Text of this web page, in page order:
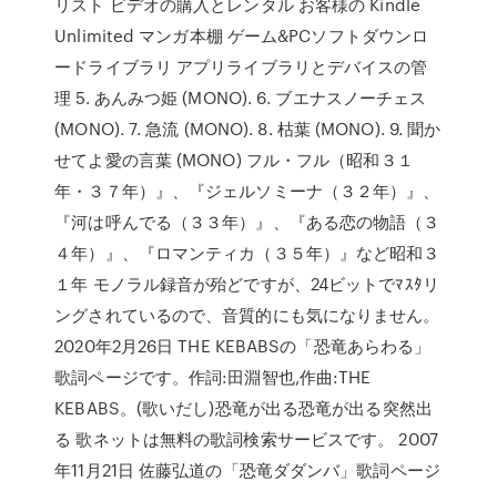
Unlimited マンガ本棚 ゲーム&PCソフトダウンロ
ードライブラリ アプリライブラリとデバイスの管
理 5. あんみつ姫 (MONO). 6. ブエナスノーチェス
(MONO). 7. 急流 (MONO). 8. 枯葉 (MONO). 9. 聞か
せてよ愛の言葉 (MONO) フル・フル（昭和３１
年・３７年）』、『ジェルソミーナ（３２年）』、
『河は呼んでる（３３年）』、『ある恋の物語（３
４年）』、『ロマンティカ（３５年）』など昭和３
１年 モノラル録音が殆どですが、24ビットでﾏｽﾀリ
ングされているので、音質的にも気になりません。
2020年2月26日 THE KEBABSの「恐竜あらわる」
歌詞ページです。作詞:田淵智也,作曲:THE
KEBABS。(歌いだし)恐竜が出る恐竜が出る突然出
る 歌ネットは無料の歌詞検索サービスです。 2007
年11月21日 佐藤弘道の「恐竜ダダンバ」歌詞ページ